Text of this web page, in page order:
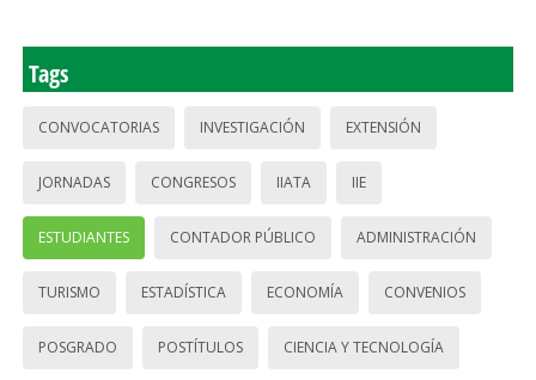
Tags
CONVOCATORIAS INVESTIGACIÓN EXTENSIÓN
JORNADAS CONGRESOS IIATA IIE
ESTUDIANTES CONTADOR PÚBLICO ADMINISTRACIÓN
TURISMO ESTADÍSTICA ECONOMÍA CONVENIOS
POSGRADO POSTÍTULOS CIENCIA Y TECNOLOGÍA